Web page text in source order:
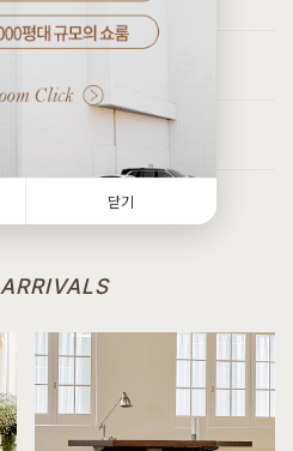
닫기
AA형 책장3X2]
객님 주문제작 설치후기입니다
장식장 : 라이트그레이]
님 주문제작 설치후기입니다
님 주문제작 설치후기입니다
**고객님 설치후기입니다
박**고객님 설치후기입니다
지월넛] X형 의자 썬더]
**고객님 설치후기입니다
제품 & 신제품 배송설치 포토후기]
제품 & 신제품 배송설치 포토후기]
객님 주문제작 설치후기입니다
제품 & 신제품 배송설치 포토후기]
님 주문제작 설치후기입니다
객님 주문제작 설치후기입니다
제품 & 신제품 배송설치 포토후기]
객님 주문제작 설치후기입니다